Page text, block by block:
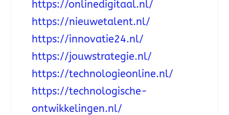
https://onlinedigitaal.nl/
https://nieuwetalent.nl/
https://innovatie24.nl/
https://jouwstrategie.nl/
https://technologieonline.nl/
https://technologische-
ontwikkelingen.nl/